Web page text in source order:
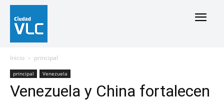
Inicio principal
principal Venezuela
Venezuela y China fortalecen